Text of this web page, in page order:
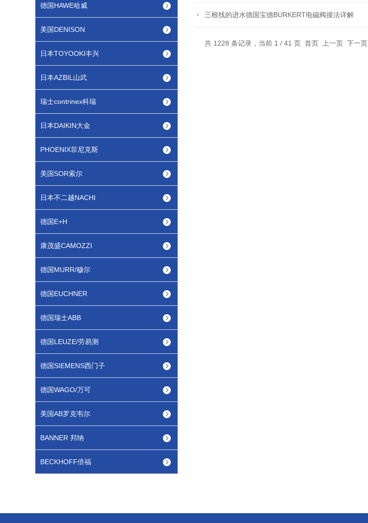
德国HAWE哈威
美国DENISON
日本TOYOOKI丰兴
日本AZBIL山武
瑞士contrinex科瑞
日本DAIKIN大金
PHOENIX菲尼克斯
美国SOR索尔
日本不二越NACHI
德国E+H
康茂盛CAMOZZI
德国MURR/穆尔
德国EUCHNER
德国瑞士ABB
德国LEUZE/劳易测
德国SIEMENS西门子
德国WAGO/万可
美国AB罗克韦尔
BANNER 邦纳
BECKHOFF倍福
三根线的进水德国宝德BURKERT电磁阀接法详解
共 1228 条记录，当前 1 / 41 页 首页 上一页 下一页